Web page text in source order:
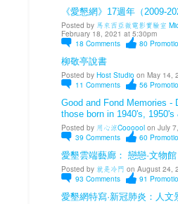
《愛懇網》17週年（2009-
Posted by 馬來西亞微電影實驗室
February 18, 2021 at 5:30pm
18 Comments 80
柳敬亭說書
Posted by Host Studioon May 14,
11 Comments 56
Good and Fond Memories -
those born in 1940's, 1950's
Posted by 用心涼Cooooolon July
39 Comments 60
愛墾雲端藝廊： 戀戀·文物館
Posted by 就是冷門 on August 24,
93 Comments 91
愛墾網特寫·新冠肺炎：人文